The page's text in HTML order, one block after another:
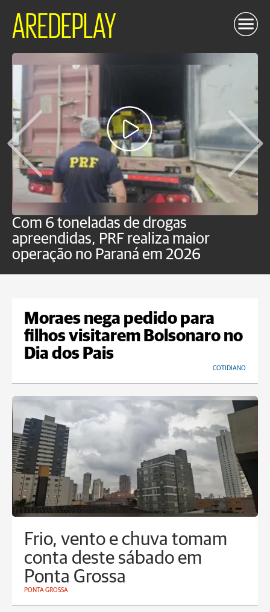
AREDEPLAY
Com 6 toneladas de drogas
apreendidas, PRF realiza maior
operação no Paraná em 2026
Moraes nega pedido para
filhos visitarem Bolsonaro no
Dia dos Pais
COTIDIANO
Frio, vento e chuva tomam
conta deste sábado em
Ponta Grossa
PONTA GROSSA